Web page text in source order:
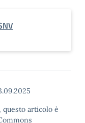
questo articolo è